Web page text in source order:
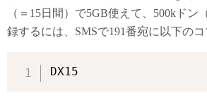
（＝15日間）で5GB使えて、500kドン
録するには、SMSで191番宛に以下のコ
DX15